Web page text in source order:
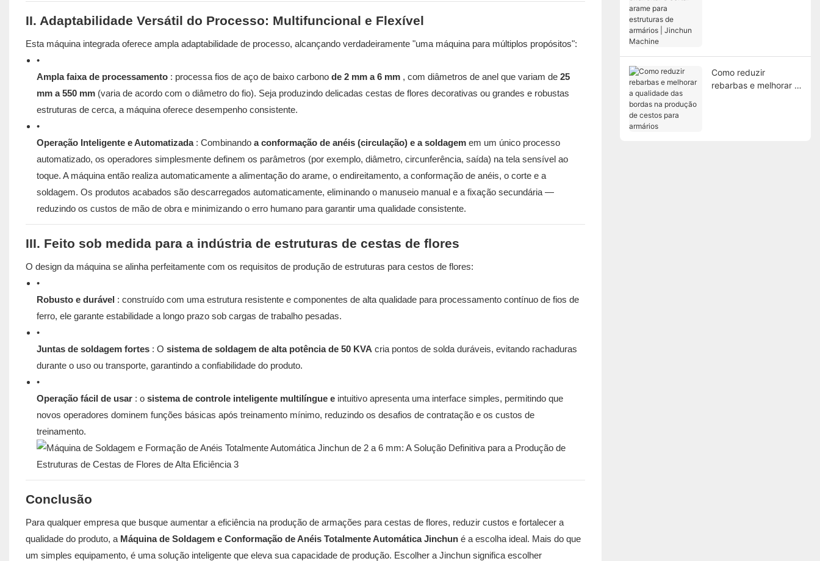
II. Adaptabilidade Versátil do Processo: Multifuncional e Flexível
Esta máquina integrada oferece ampla adaptabilidade de processo, alcançando verdadeiramente "uma máquina para múltiplos propósitos":
•
Ampla faixa de processamento: processa fios de aço de baixo carbono de 2 mm a 6 mm, com diâmetros de anel que variam de 25
mm a 550 mm(varia de acordo com o diâmetro do fio). Seja produzindo delicadas cestas de flores decorativas ou grandes e robustas
estruturas de cerca, a máquina oferece desempenho consistente.
•
Operação Inteligente e Automatizada: Combinando a conformação de anéis (circulação) e a soldagemem um único processo
automatizado, os operadores simplesmente definem os parâmetros (por exemplo, diâmetro, circunferência, saída) na tela sensível ao
toque. A máquina então realiza automaticamente a alimentação do arame, o endireitamento, a conformação de anéis, o corte e a
soldagem. Os produtos acabados são descarregados automaticamente, eliminando o manuseio manual e a fixação secundária —
reduzindo os custos de mão de obra e minimizando o erro humano para garantir uma qualidade consistente.
III. Feito sob medida para a indústria de estruturas de cestas de flores
O design da máquina se alinha perfeitamente com os requisitos de produção de estruturas para cestos de flores:
•
Robusto e durável : construído com uma estrutura resistente e componentes de alta qualidade para processamento contínuo de fios de
ferro, ele garante estabilidade a longo prazo sob cargas de trabalho pesadas.
•
Juntas de soldagem fortes: O sistema de soldagem de alta potência de 50 KVA cria pontos de solda duráveis, evitando rachaduras
durante o uso ou transporte, garantindo a confiabilidade do produto.
•
Operação fácil de usar: o sistema de controle inteligente multilíngue eintuitivo apresenta uma interface simples, permitindo que
novos operadores dominem funções básicas após treinamento mínimo, reduzindo os desafios de contratação e os custos de
treinamento.
Conclusão
Para qualquer empresa que busque aumentar a eficiência na produção de armações para cestas de flores, reduzir custos e fortalecer a
qualidade do produto, a Máquina de Soldagem e Conformação de Anéis Totalmente Automática Jinchuné a escolha ideal. Mais do que
um simples equipamento, é uma solução inteligente que eleva sua capacidade de produção. Escolher a Jinchun significa escolher
Como reduzir
rebarbas e melhorar a